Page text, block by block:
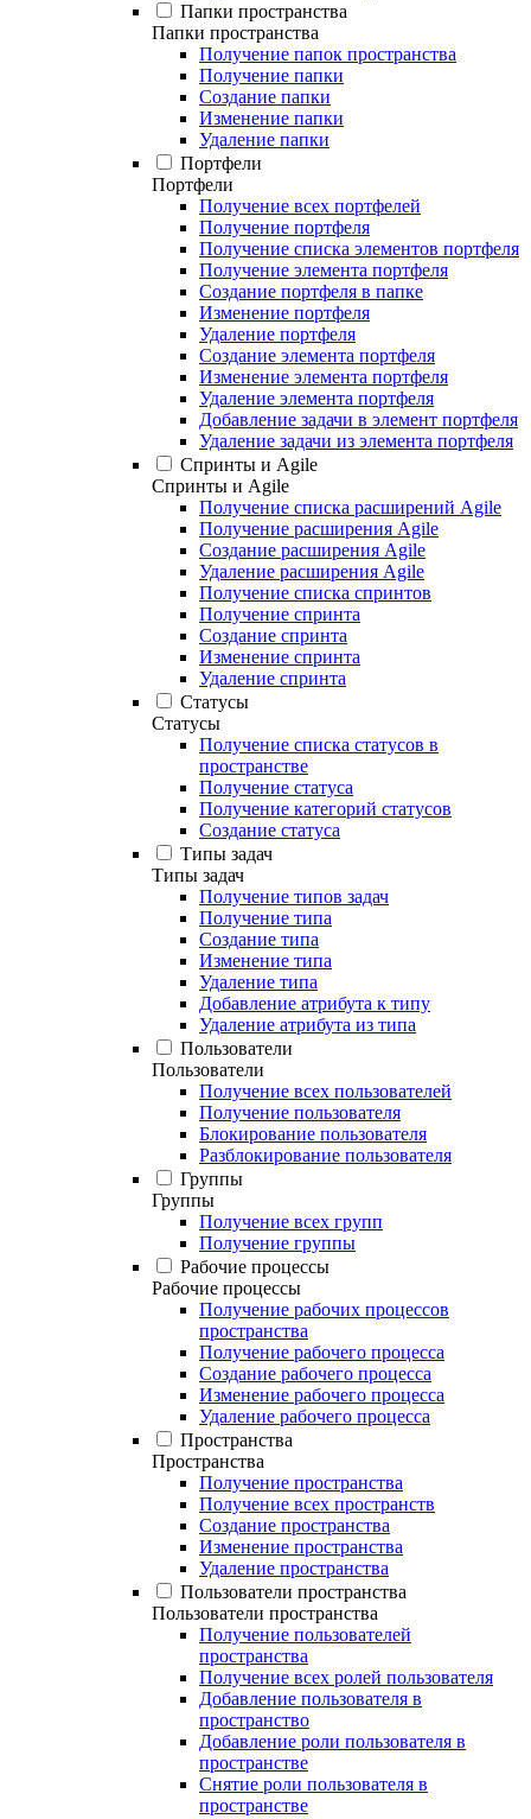
Папки пространства
Папки пространства
Получение папок пространства
Получение папки
Создание папки
Изменение папки
Удаление папки
Портфели
Портфели
Получение всех портфелей
Получение портфеля
Получение списка элементов портфеля
Получение элемента портфеля
Создание портфеля в папке
Изменение портфеля
Удаление портфеля
Создание элемента портфеля
Изменение элемента портфеля
Удаление элемента портфеля
Добавление задачи в элемент портфеля
Удаление задачи из элемента портфеля
Спринты и Agile
Спринты и Agile
Получение списка расширений Agile
Получение расширения Agile
Создание расширения Agile
Удаление расширения Agile
Получение списка спринтов
Получение спринта
Создание спринта
Изменение спринта
Удаление спринта
Статусы
Статусы
Получение списка статусов в
пространстве
Получение статуса
Получение категорий статусов
Создание статуса
Типы задач
Типы задач
Получение типов задач
Получение типа
Создание типа
Изменение типа
Удаление типа
Добавление атрибута к типу
Удаление атрибута из типа
Пользователи
Пользователи
Получение всех пользователей
Получение пользователя
Блокирование пользователя
Разблокирование пользователя
Группы
Группы
Получение всех групп
Получение группы
Рабочие процессы
Рабочие процессы
Получение рабочих процессов
пространства
Получение рабочего процесса
Создание рабочего процесса
Изменение рабочего процесса
Удаление рабочего процесса
Пространства
Пространства
Получение пространства
Получение всех пространств
Создание пространства
Изменение пространства
Удаление пространства
Пользователи пространства
Пользователи пространства
Получение пользователей
пространства
Получение всех ролей пользователя
Добавление пользователя в
пространство
Добавление роли пользователя в
пространстве
Снятие роли пользователя в
пространстве